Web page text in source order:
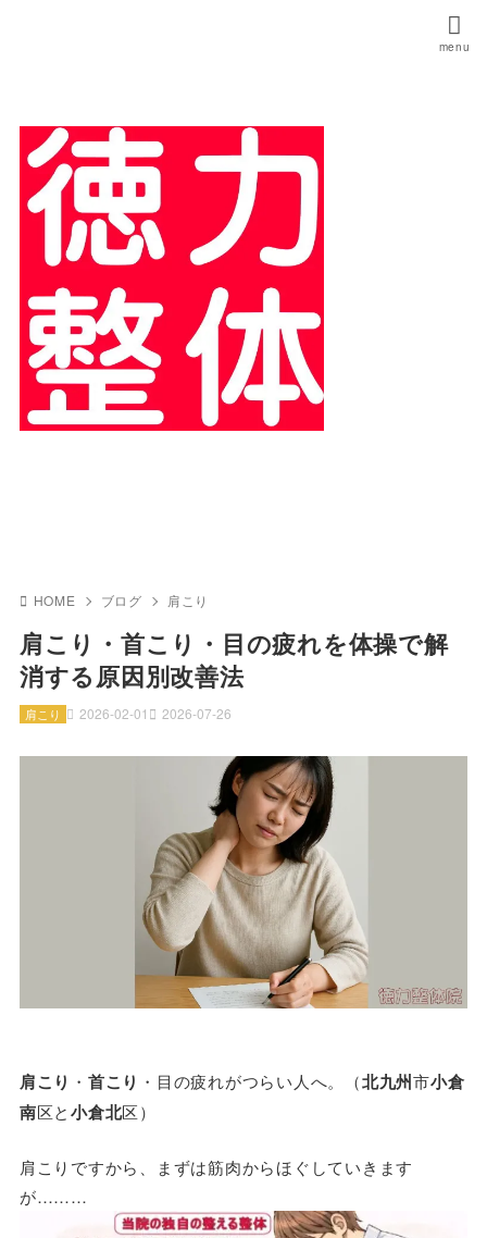
HOME ブログ 肩こり
肩こり・首こり・目の疲れを体操で解
消する原因別改善法
2026-02-01 2026-07-26
肩こり
肩こり ・ 首こり ・目の疲れがつらい人へ。（北九州市小倉
南区と小倉北区）
肩こりですから、まずは筋肉からほぐしていきます
が………